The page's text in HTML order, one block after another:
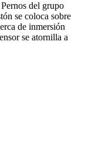
del grupo
se coloca sobre
de inmersión
se atornilla a